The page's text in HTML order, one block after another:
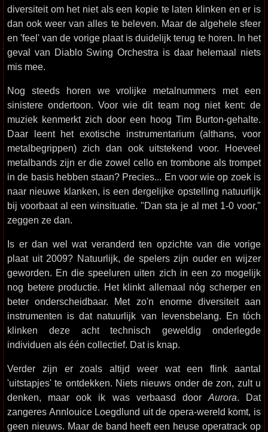
diversiteit om het niet als een kopie te laten klinken en er is
dan ook weer van alles te beleven. Maar de algehele sfeer
en 'feel' van de vorige plaat is duidelijk terug te horen. In het
geval van Diablo Swing Orchestra is daar helemaal niets
mis mee.
Nog steeds horen we vrolijke metalnummers met een
sinistere ondertoon. Voor wie dit team nog niet kent: de
muziek kenmerkt zich door een hoog Tim Burton-gehalte.
Daar leent het exotische instrumentarium (althans, voor
metalbegrippen) zich dan ook uitstekend voor. Hoeveel
metalbands zijn er die zowel cello en trombone als trompet
in de basis hebben staan? Precies... En voor wie op zoek is
naar nieuwe klanken, is een dergelijke opstelling natuurlijk
bij voorbaat al een winsituatie. "Dan sta je al met 1-0 voor,"
zeggen ze dan.
Is er dan wel wat veranderd ten opzichte van die vorige
plaat uit 2009? Natuurlijk, de spelers zijn ouder en wijzer
geworden. En die speeluren uiten zich in een zo mogelijk
nog betere productie. Het klinkt allemaal nóg scherper en
beter onderscheidbaar. Met zo'n enorme diversiteit aan
instrumenten is dat natuurlijk van levensbelang. En tóch
klinken deze acht technisch geweldig onderlegde
individuen als één collectief. Dat is knap.
Verder zijn er zoals altijd weer wat een flink aantal
'uitstapjes' te ontdekken. Niets nieuws onder de zon, zult u
denken, maar ook ik was verbaasd door Aurora. Dat
zangeres Annlouice Loegdlund uit de opera-wereld komt, is
geen nieuws. Maar de band heeft een heuse operatrack op